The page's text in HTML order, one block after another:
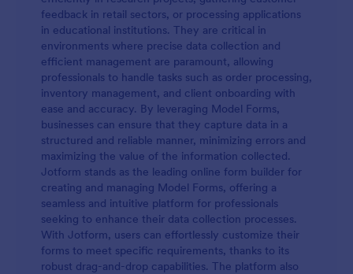
feedback in retail sectors, or processing applications
in educational institutions. They are critical in
environments where precise data collection and
efficient management are paramount, allowing
professionals to handle tasks such as order processing,
inventory management, and client onboarding with
ease and accuracy. By leveraging Model Forms,
businesses can ensure that they capture data in a
structured and reliable manner, minimizing errors and
maximizing the value of the information collected.
Jotform stands as the leading online form builder for
creating and managing Model Forms, offering a
seamless and intuitive platform for professionals
seeking to enhance their data collection processes.
With Jotform, users can effortlessly customize their
forms to meet specific requirements, thanks to its
robust drag-and-drop capabilities. The platform also